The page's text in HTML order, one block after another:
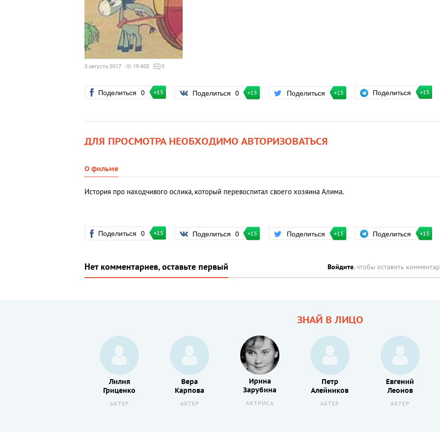
3 августа 2017 19 602 0
Поделиться 0 +15 Поделиться 0 +15 Поделиться +15 Поделиться +15
ДЛЯ ПРОСМОТРА НЕОБХОДИМО АВТОРИЗОВАТЬСЯ
О фильме
История про находчивого ослика, который перевоспитал своего хозяина Алима.
Поделиться 0 +15 Поделиться 0 +15 Поделиться +15 Поделиться +15
Нет комментариев, оставьте первый Войдите, чтобы оставить
ЗНАЙ В ЛИЦО
Лилия
Гриценко
АКТЕР
Вера
Карпова
АКТЕР
Ирина
Зарубина
АКТРИСА
Петр
Алейников
АКТЕР
Евгений
Леонов
АКТЕР